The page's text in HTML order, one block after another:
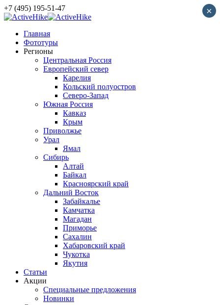
+7 (495) 195-51-47
Главная
Фототуры
Регионы
Центральная Россия
Европейский север
Карелия
Кольский полуостров
Северо-Запад
Южная Россия
Кавказ
Крым
Приволжье
Урал
Ямал
Сибирь
Алтай
Байкал
Красноярский край
Дальний Восток
Забайкалье
Камчатка
Магадан
Приморье
Сахалин
Хабаровский край
Чукотка
Якутия
Статьи
Акции
Специальные предложения
Новинки
×